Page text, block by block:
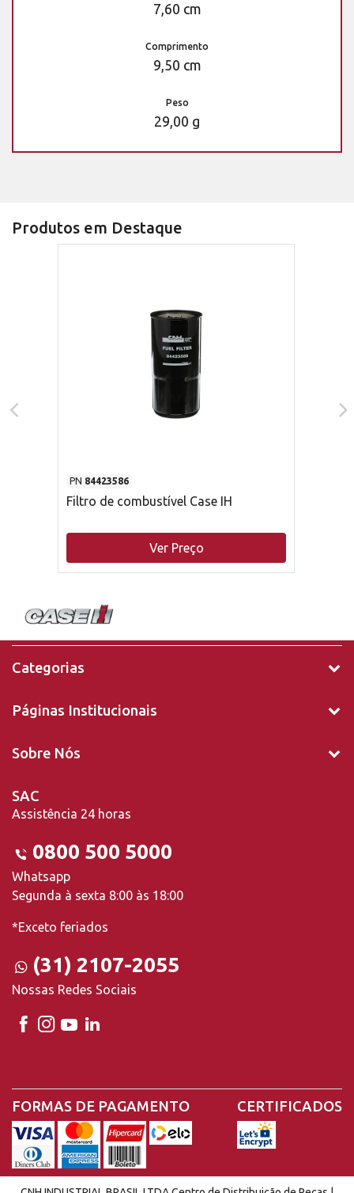
7,60 cm
Comprimento
9,50 cm
Peso
29,00 g
Produtos em Destaque
PN 84423586
Filtro de combustível Case IH
Ver Preço
Categorias
Páginas Institucionais
Sobre Nós
SAC
Assistência 24 horas
0800 500 5000
Whatsapp
Segunda à sexta 8:00 às 18:00
*Exceto feriados
(31) 2107-2055
Nossas Redes Sociais
FORMAS DE PAGAMENTO CERTIFICADOS